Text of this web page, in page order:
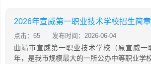
点击：65 发布时间：2026-06-04
曲靖市宣威第一职业技术学校（原宣威一
年，是我市规模最大的一所公办中等职业学